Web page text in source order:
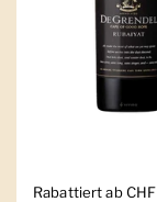
Regulärer Preis
Rabattiert ab